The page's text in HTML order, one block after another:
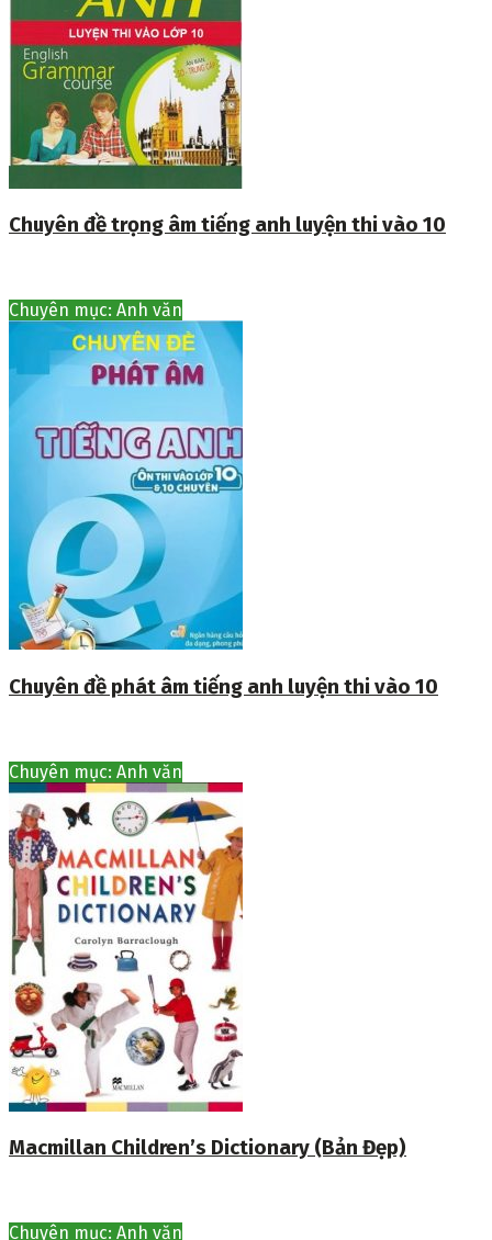
Chuyên đề trọng âm tiếng anh luyện thi vào 10
Chuyên mục: Anh văn
Chuyên đề phát âm tiếng anh luyện thi vào 10
Chuyên mục: Anh văn
Macmillan Children’s Dictionary (Bản Đẹp)
Chuyên mục: Anh văn